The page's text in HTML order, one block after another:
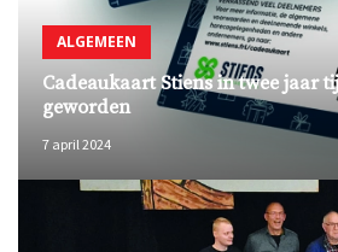
ALGEMEEN
Cadeaukaart Stiens in twee jaar
geworden
7 april 2024